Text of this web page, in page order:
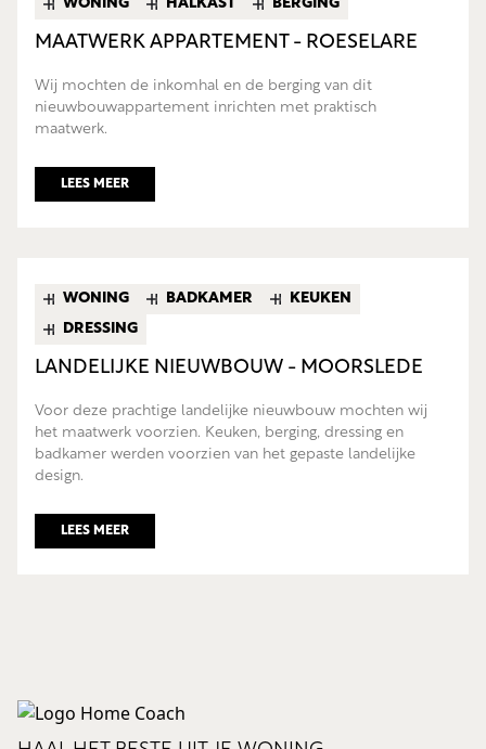
WONING HALKAST BERGING
MAATWERK APPARTEMENT - ROESELARE
Wij mochten de inkomhal en de berging van dit
nieuwbouwappartement inrichten met praktisch
maatwerk.
LEES MEER
WONING BADKAMER
KEUKEN
DRESSING
LANDELIJKE NIEUWBOUW - MOORSLEDE
Voor deze prachtige landelijke nieuwbouw mochten wij
het maatwerk voorzien. Keuken, berging, dressing en
badkamer werden voorzien van het gepaste landelijke
design.
LEES MEER